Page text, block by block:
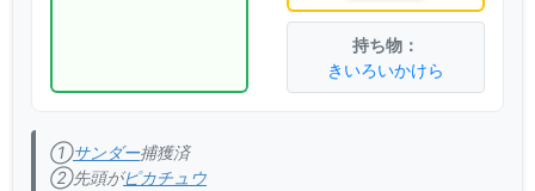
きいろいかけら
①サンダー捕獲済
②先頭がピカチュウ